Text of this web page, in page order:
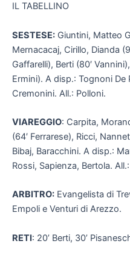
IL TABELLINO
SESTESE: Giuntini, Matteo
Mernacacaj, Cirillo, Dianda
Gaffarelli), Berti (80′
Ermini). A disp.: Tognoni De
Cremonini. All.: Polloni.
VIAREGGIO: Carpita,
(64′ Ferrarese), Ricci,
Bibaj, Baracchini. A disp.:
Rossi, Sapienza, Bertola.
ARBITRO: Evangelista di
Empoli e Venturi di Arezzo.
RETI: 20’ Berti, 30’